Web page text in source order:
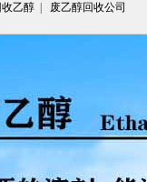
收乙醇 废乙醇回收公司